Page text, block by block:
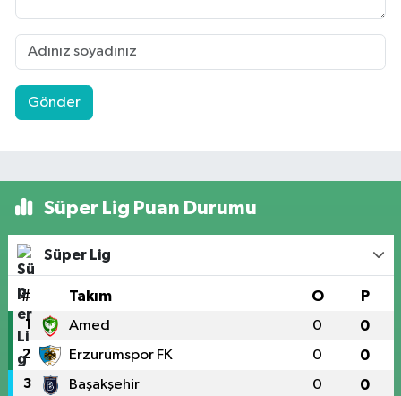
Gönder
Süper Lig Puan Durumu
Süper Lig
# Takım O P
1 Amed 0 0
2 Erzurumspor FK 0 0
3 Başakşehir 0 0